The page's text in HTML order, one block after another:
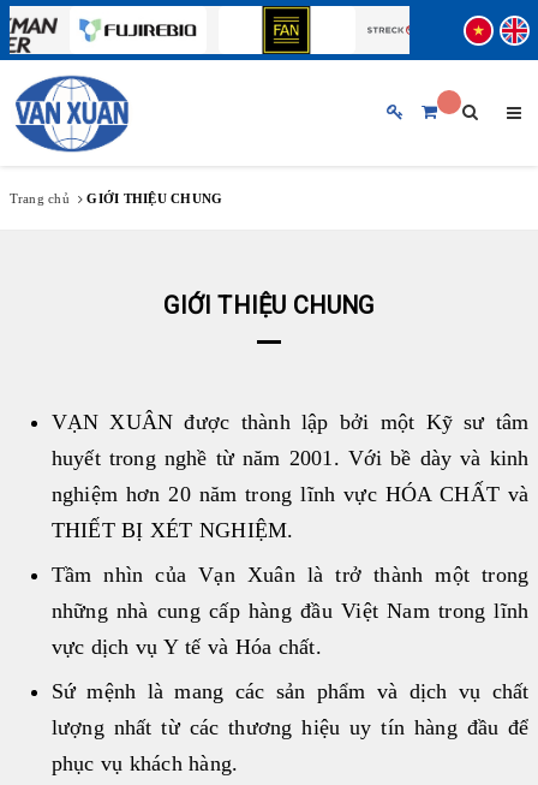
TRANG CHỦ GIỚI THIỆU CHUNG
THƯƠNG HIỆU
♦ BECKMAN COULTER
♦ STRECK
♦ ERBA MANNHEIM
♦ SFRI
♦ DIAPRO
♦ FAN
♦ ARKRAY
HUYẾT HỌC
MIỄN DỊCH
TUYỂN DỤNG
LIÊN HỆ
Trang chủ GIỚI THIỆU CHUNG
GIỚI THIỆU CHUNG
VẠN XUÂN được thành lập bởi một Kỹ sư tâm
huyết trong nghề từ năm 2001. Với bề dày và kinh
nghiệm hơn 20 năm trong lĩnh vực HÓA CHẤT và
THIẾT BỊ XÉT NGHIỆM.
Tầm nhìn của Vạn Xuân là trở thành một trong
những nhà cung cấp hàng đầu Việt Nam trong lĩnh
vực dịch vụ Y tế và Hóa chất.
Sứ mệnh là mang các sản phẩm và dịch vụ chất
lượng nhất từ các thương hiệu uy tín hàng đầu để
phục vụ khách hàng.